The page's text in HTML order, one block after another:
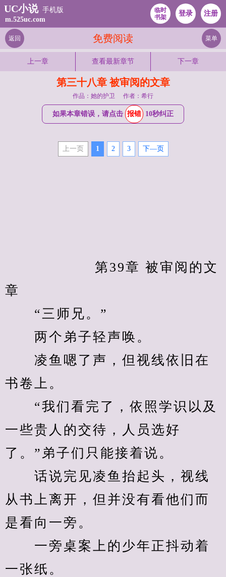
UC小说 手机版
m.525uc.com
临时
书架
登录 注册
免费阅读
返回 菜单
上一章 查看最新章节 下一章
第三十八章 被审阅的文章
作品：她的护卫 作者：希行
如果本章错误，请点击 报错 10秒纠正
上一页 1 2 3 下—页
章
“三师兄。”
两个弟子轻声唤。
凌鱼嗯了声，但视线依旧在
书卷上。
“我们看完了，依照学识以及
一些贵人的交待，人员选好
了。”弟子们只能接着说。
话说完见凌鱼抬起头，视线
从书上离开，但并没有看他们而
是看向一旁。
一旁桌案上的少年正抖动着
一张纸。